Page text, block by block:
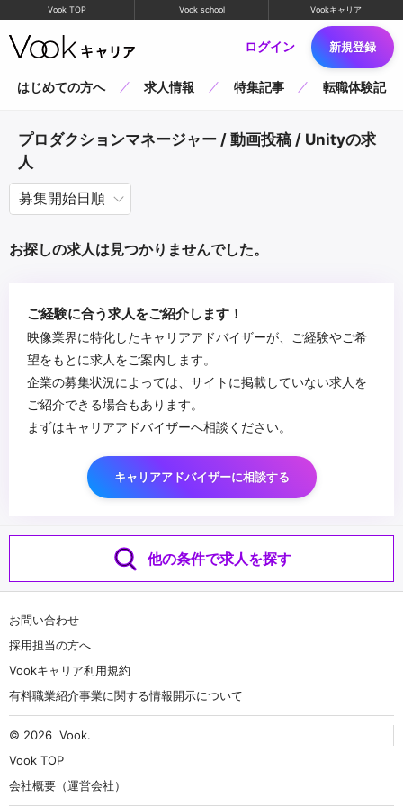
Vook TOP Vook school Vookキャリア
ログイン 新規登録
はじめての方へ 求人情報 特集記事 転職体験記
プロダクションマネージャー / 動画投稿 / Unityの求
人
お探しの求人は見つかりませんでした。
ご経験に合う求人をご紹介します！
映像業界に特化したキャリアアドバイザーが、ご経験やご希
望をもとに求人をご案内します。
企業の募集状況によっては、サイトに掲載していない求人を
ご紹介できる場合もあります。
まずはキャリアアドバイザーへ相談ください。
キャリアアドバイザーに相談する
他の条件で求人を探す
お問い合わせ
採用担当の方へ
Vookキャリア利用規約
有料職業紹介事業に関する情報開示について
© 2026 Vook.
Vook TOP
会社概要（運営会社）